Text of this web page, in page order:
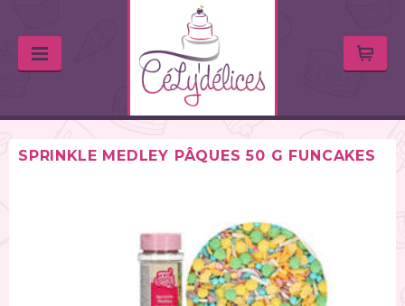
SPRINKLE MEDLEY PÂQUES 50 G FUNCAKES